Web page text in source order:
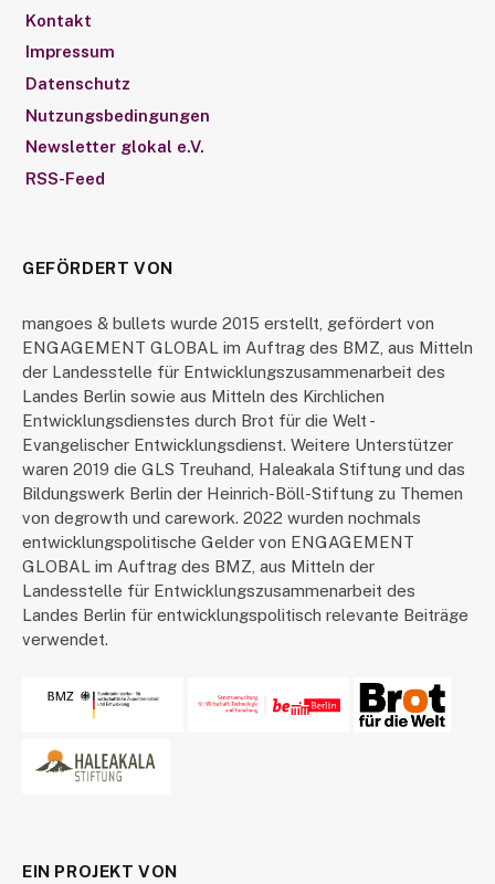
Kontakt
Impressum
Datenschutz
Nutzungsbedingungen
Newsletter glokal e.V.
RSS-Feed
GEFÖRDERT VON
mangoes & bullets wurde 2015 erstellt, gefördert von
ENGAGEMENT GLOBAL im Auftrag des BMZ, aus Mitteln
der Landesstelle für Entwicklungszusammenarbeit des
Landes Berlin sowie aus Mitteln des Kirchlichen
Entwicklungsdienstes durch Brot für die Welt -
Evangelischer Entwicklungsdienst. Weitere Unterstützer
waren 2019 die GLS Treuhand, Haleakala Stiftung und das
Bildungswerk Berlin der Heinrich-Böll-Stiftung zu Themen
von degrowth und carework. 2022 wurden nochmals
entwicklungspolitische Gelder von ENGAGEMENT
GLOBAL im Auftrag des BMZ, aus Mitteln der
Landesstelle für Entwicklungszusammenarbeit des
Landes Berlin für entwicklungspolitisch relevante Beiträge
verwendet.
EIN PROJEKT VON